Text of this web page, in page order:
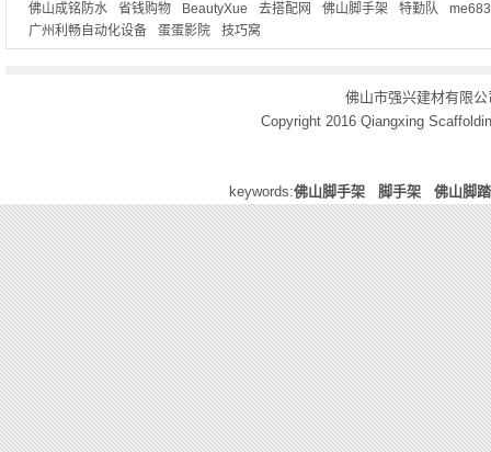
佛山成铭防水 省钱购物 BeautyXue 去搭配网 佛山脚手架 特勤队
广州利畅自动化设备
蛋蛋影院 技巧窝
佛山市强兴建材有限公
Copyright 2016 Qiangxing
keywords:佛山脚手架 脚手架 佛山脚